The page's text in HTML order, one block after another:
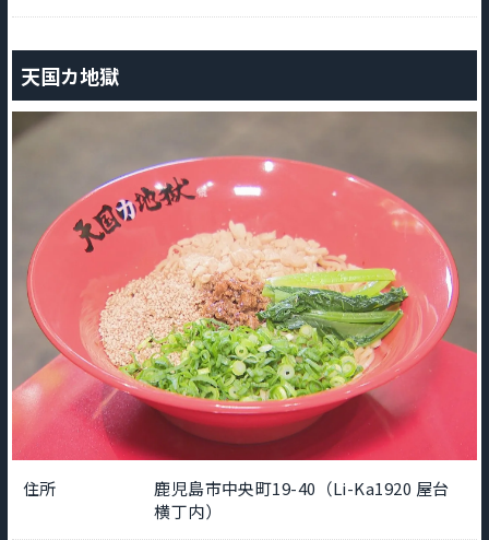
天国カ地獄
住所
鹿児島市中央町19-40（Li-Ka1920 屋台
横丁内）